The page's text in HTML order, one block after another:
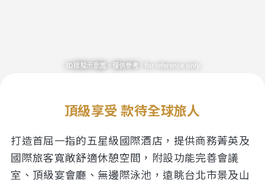
3D模擬示意圖，僅供參考｜for reference only
頂級享受 款待全球旅人
打造首屈一指的五星級國際酒店，提供商務菁英及
國際旅客寬敞舒適休憩空間，附設功能完善會議
室、頂級宴會廳、無邊際泳池，遠眺台北市景及山